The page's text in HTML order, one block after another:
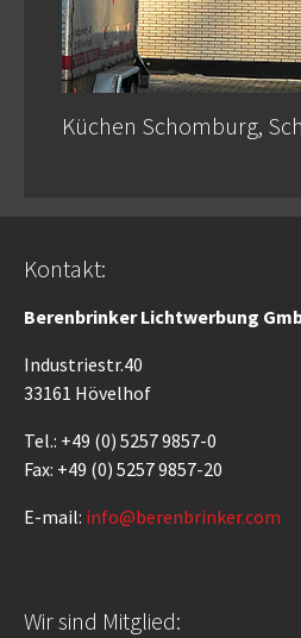
Küchen Schomburg,
Kontakt:
Berenbrinker Lichtwerbung
Industriestr.40
33161 Hövelhof
Tel.: +49 (0) 5257 9857-0
Fax: +49 (0) 5257 9857-20
E-mail: info@berenbrinker.com
Wir sind Mitglied: